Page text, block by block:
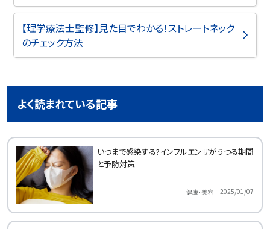
【理学療法士監修】見た目でわかる！ストレートネック
のチェック方法
よく読まれている記事
いつまで感染する?インフルエンザがうつる期間
と予防対策
健康・美容 2025/01/07